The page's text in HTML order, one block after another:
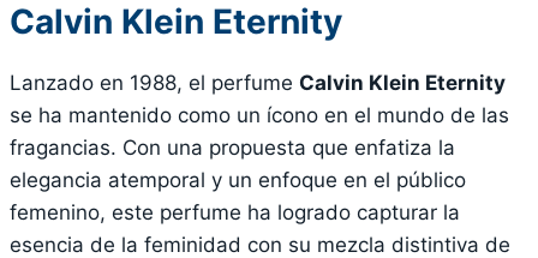
Calvin Klein Eternity
Lanzado en 1988, el perfume Calvin Klein Eternity
se ha mantenido como un ícono en el mundo de las
fragancias. Con una propuesta que enfatiza la
elegancia atemporal y un enfoque en el público
femenino, este perfume ha logrado capturar la
esencia de la feminidad con su mezcla distintiva de